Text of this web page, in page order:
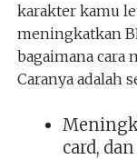
karakter kamu
meningkatkan
bagaimana cara
Caranya adalah
card,